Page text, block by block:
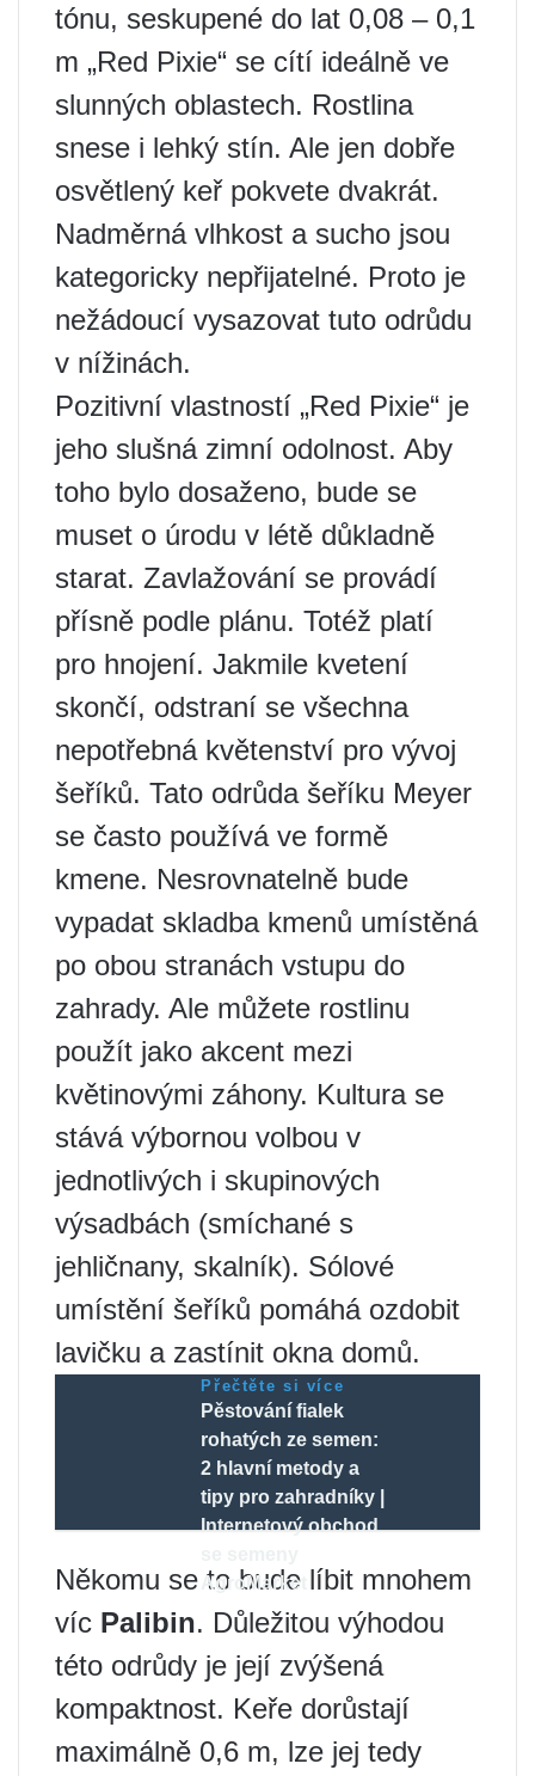
tónu, seskupené do lat 0,08 – 0,1
m „Red Pixie“ se cítí ideálně ve
slunných oblastech. Rostlina
snese i lehký stín. Ale jen dobře
osvětlený keř pokvete dvakrát.
Nadměrná vlhkost a sucho jsou
kategoricky nepřijatelné. Proto je
nežádoucí vysazovat tuto odrůdu
v ​​nížinách.
Pozitivní vlastností „Red Pixie“ je
jeho slušná zimní odolnost. Aby
toho bylo dosaženo, bude se
muset o úrodu v létě důkladně
starat. Zavlažování se provádí
přísně podle plánu. Totéž platí
pro hnojení. Jakmile kvetení
skončí, odstraní se všechna
nepotřebná květenství pro vývoj
šeříků. Tato odrůda šeříku Meyer
se často používá ve formě
kmene. Nesrovnatelně bude
vypadat skladba kmenů umístěná
po obou stranách vstupu do
zahrady. Ale můžete rostlinu
použít jako akcent mezi
květinovými záhony. Kultura se
stává výbornou volbou v
jednotlivých i skupinových
výsadbách (smíchané s
jehličnany, skalník). Sólové
umístění šeříků pomáhá ozdobit
lavičku a zastínit okna domů.
Přečtěte si více
Pěstování fialek
rohatých ze semen:
2 hlavní metody a
tipy pro zahradníky |
Internetový obchod
AgroMarket
Někomu se to bude líbit mnohem
víc Palibin. Důležitou výhodou
této odrůdy je její zvýšená
kompaktnost. Keře dorůstají
maximálně 0,6 m, lze jej tedy